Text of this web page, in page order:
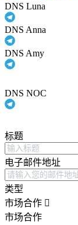
DNS Luna
DNS Anna
DNS Amy
DNS NOC
标题
电子邮件地址
类型
市场合作
市场合作